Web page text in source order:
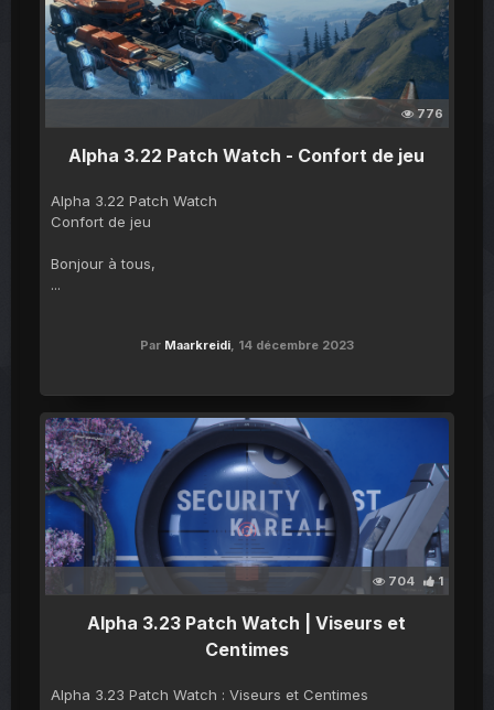
776
Alpha 3.22 Patch Watch - Confort de jeu
Alpha 3.22 Patch Watch
Confort de jeu
Bonjour à tous,
...
Par Maarkreidi, 14 décembre 2023
704 1
Alpha 3.23 Patch Watch | Viseurs et
Centimes
Alpha 3.23 Patch Watch : Viseurs et Centimes